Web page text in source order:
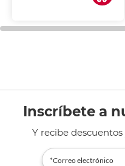
Inscríbete a
Y recibe